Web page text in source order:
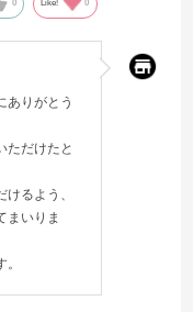
0 Like! 0
ありがとう
ただけたと
るよう、
まいりま